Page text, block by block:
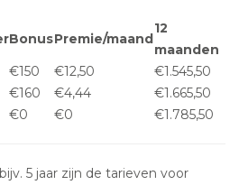
BonusPremie/maand
12
maanden
€150 €12,50
€1.545,50
€160 €4,44
€1.665,50
€0 €0 €1.785,50
5 jaar zijn de tarieven voor